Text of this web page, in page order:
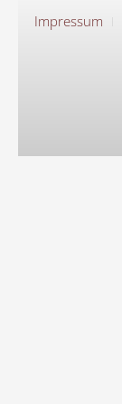
Impressum